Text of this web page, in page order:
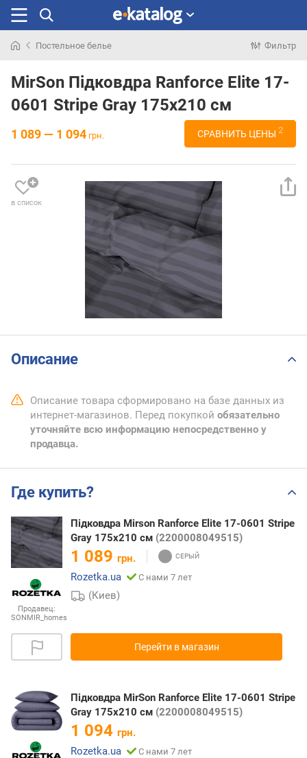
раньше
Постельное белье Фильтр
MirSon Підковдра Ranforce Elite 17-
0601 Stripe Gray 175x210 см
1 089 — 1 094 грн. СРАВНИТЬ ЦЕНЫ 2
в список
Описание
Описание товара сформировано на базе данных из
интернет-магазинов. Перед покупкой обязательно
уточняйте всю информацию непосредственно у
продавца.
Где купить?
Продавец:
SONMIR_homes
Підковдра Mirson Ranforce Elite 17-0601 Stripe
Gray 175x210 см (2200008049515)
1 089 грн.
Rozetka.ua
С нами 7 лет
(Киев)
Перейти в магазин
Підковдра MirSon Ranforce Elite 17-0601 Stripe
Gray 175х210 см (2200008049515)
1 094 грн.
Rozetka.ua
С нами 7 лет